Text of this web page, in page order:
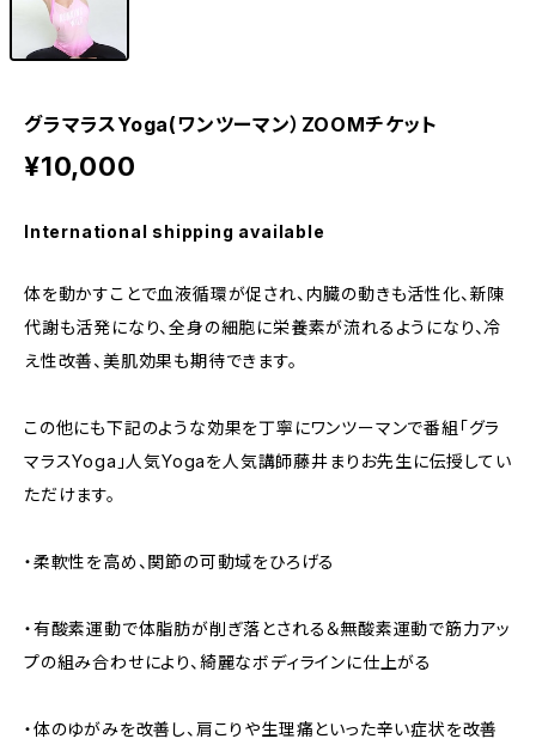
グラマラスYoga(ワンツーマン）ZOOMチケット
¥10,000
International shipping available
体を動かすことで血液循環が促され、内臓の動きも活性化、新陳
代謝も活発になり、全身の細胞に栄養素が流れるようになり、冷
え性改善、美肌効果も期待できます。
この他にも下記のような効果を丁寧にワンツーマンで番組「グラ
マラスYoga」人気Yogaを人気講師藤井まりお先生に伝授してい
ただけます。
・柔軟性を高め、関節の可動域をひろげる
・有酸素運動で体脂肪が削ぎ落とされる＆無酸素運動で筋力アッ
プの組み合わせにより、綺麗なボディラインに仕上がる
・体のゆがみを改善し、肩こりや生理痛といった辛い症状を改善